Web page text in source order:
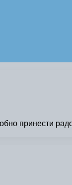
принести